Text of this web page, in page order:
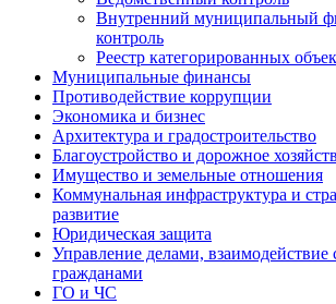
Внутренний муниципальный
контроль
Реестр категорированных
Муниципальные финансы
Противодействие коррупции
Экономика и бизнес
Архитектура и градостроительство
Благоустройство и дорожное
Имущество и земельные отношения
Коммунальная инфраструктура и
развитие
Юридическая защита
Управление делами,
гражданами
ГО и ЧС